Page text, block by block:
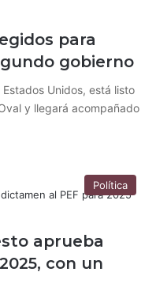
para
gobierno
Unidos, está listo
y llegará acompañado
Política
aprueba
con un